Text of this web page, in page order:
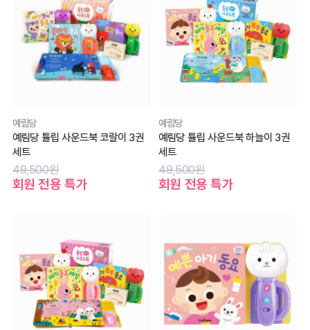
예림당
예림당 튤립 사운드북 코랄이 3권
세트
49,500원
회원 전용 특가
예림당
예림당 튤립 사운드북 하늘이 3권
세트
49,500원
회원 전용 특가